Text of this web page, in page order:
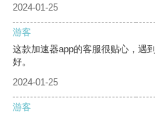
2024-01-25
游客
这款加速器app的客服很贴心，遇
好。
2024-01-25
游客